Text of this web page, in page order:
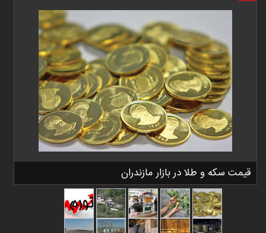
قیمت سکه و طلا در بازار مازندران